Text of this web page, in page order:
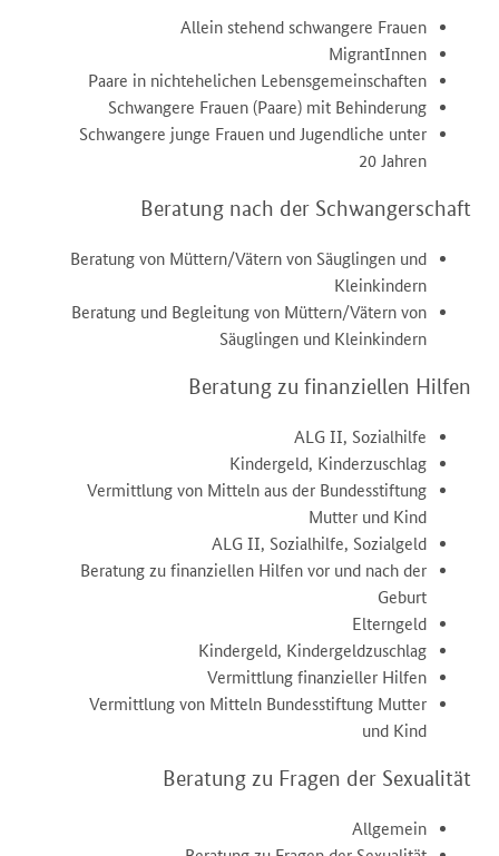
Allein stehend schwangere Frauen
MigrantInnen
Paare in nichtehelichen Lebensgemeinschaften
Schwangere Frauen (Paare) mit Behinderung
Schwangere junge Frauen und Jugendliche unter
20 Jahren
Beratung nach der Schwangerschaft
Beratung von Müttern/Vätern von Säuglingen und
Kleinkindern
Beratung und Begleitung von Müttern/Vätern von
Säuglingen und Kleinkindern
Beratung zu finanziellen Hilfen
ALG II, Sozialhilfe
Kindergeld, Kinderzuschlag
Vermittlung von Mitteln aus der Bundesstiftung
Mutter und Kind
ALG II, Sozialhilfe, Sozialgeld
Beratung zu finanziellen Hilfen vor und nach der
Geburt
Elterngeld
Kindergeld, Kindergeldzuschlag
Vermittlung finanzieller Hilfen
Vermittlung von Mitteln Bundesstiftung Mutter
und Kind
Beratung zu Fragen der Sexualität
Allgemein